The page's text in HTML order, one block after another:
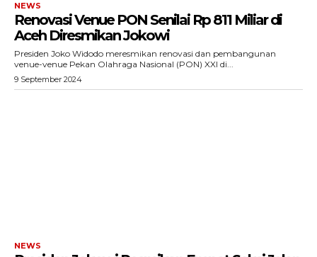
Aset
Indeks Artikel
NEWS
Renovasi Venue PON Senilai Rp 811 Miliar di
Aceh Diresmikan Jokowi
Presiden Joko Widodo meresmikan renovasi dan pembangunan
venue-venue Pekan Olahraga Nasional (PON) XXI di...
9 September 2024
NEWS